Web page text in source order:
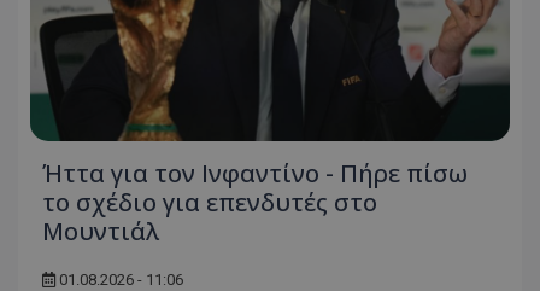
Ήττα για τον Ινφαντίνο - Πήρε πίσω
το σχέδιο για επενδυτές στο
Μουντιάλ
01.08.2026 - 11:06